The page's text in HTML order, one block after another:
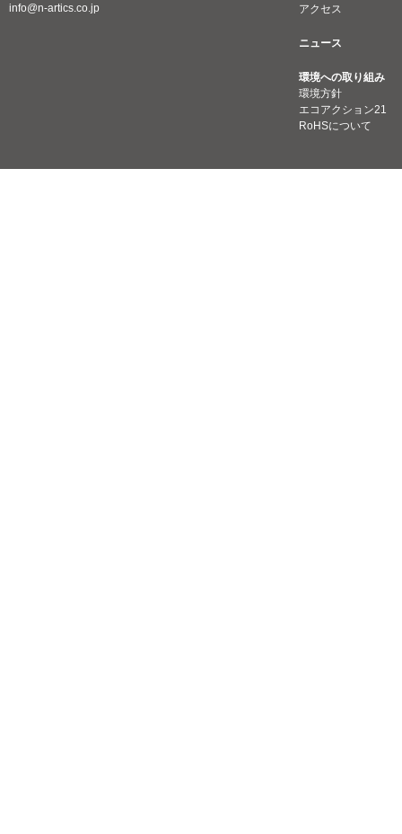
info@n-artics.co.jp
アクセス
ニュース
環境への取り組み
環境方針
エコアクション21
RoHSについて